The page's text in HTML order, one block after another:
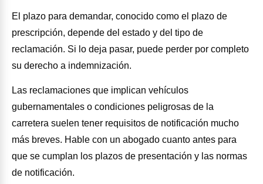
El plazo para demandar, conocido como el plazo de
prescripción, depende del estado y del tipo de
reclamación. Si lo deja pasar, puede perder por completo
su derecho a indemnización.
Las reclamaciones que implican vehículos
gubernamentales o condiciones peligrosas de la
carretera suelen tener requisitos de notificación mucho
más breves. Hable con un abogado cuanto antes para
que se cumplan los plazos de presentación y las normas
de notificación.